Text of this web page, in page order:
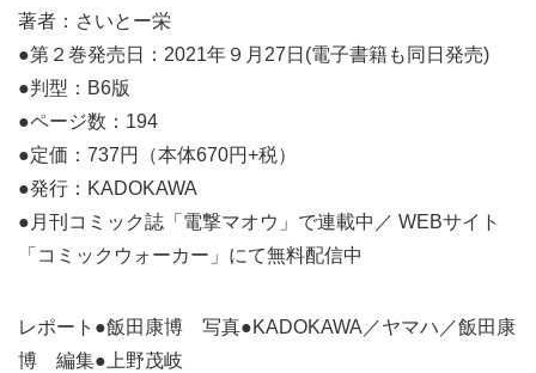
著者：さいとー栄
●第２巻発売日：2021年９月27日(電子書籍も同日発売)
●判型：B6版
●ページ数：194
●定価：737円（本体670円+税）
●発行：KADOKAWA
●月刊コミック誌「電撃マオウ」で連載中／ WEBサイト
「コミックウォーカー」にて無料配信中
レポート●飯田康博 写真●KADOKAWA／ヤマハ／飯田康
博 編集●上野茂岐